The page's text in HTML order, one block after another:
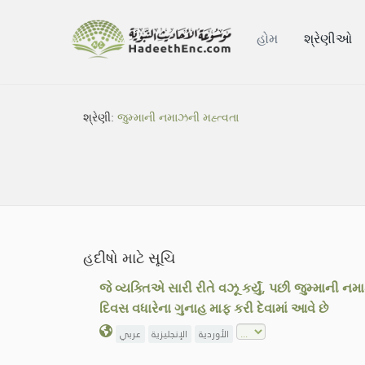
હોમ શ્રેણીઓ
શ્રેણી:જુમ્માની નમાઝની મહ્ત્વતા
હદીષો માટે સૂચિ
જે વ્યક્તિએ સારી રીતે વઝૂ કર્યું, પછી જુમ્માની
દિવસ વધારેના ગુનાહ માફ કરી દેવામાં આવે છે
عربي الإنجليزية الأوردية